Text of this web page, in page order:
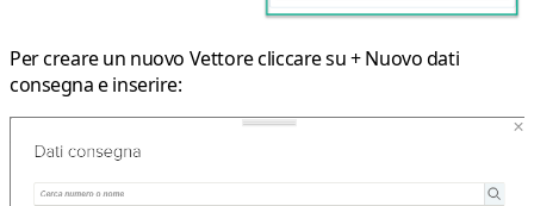
Per creare un nuovo Vettore cliccare su+ Nuovo dati
consegnae inserire: